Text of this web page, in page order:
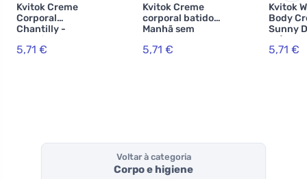
Kvitok Creme
Corporal
Chantilly -
Baunilha Latte
60 ml
5,71 €
Kvitok Creme
corporal batido
Manhã sem
(60 ml) - com
5,71 €
Kvitok
Body
Sunny
ml) -
5,71 €
Voltar à categoria
Corpo e higiene